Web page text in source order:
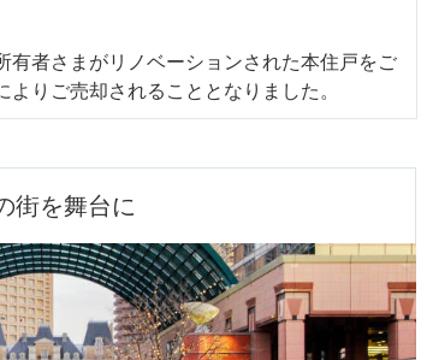
有者さまがリノベーションされた本住戸をご
りご売却されることとなりました。
街を舞台に